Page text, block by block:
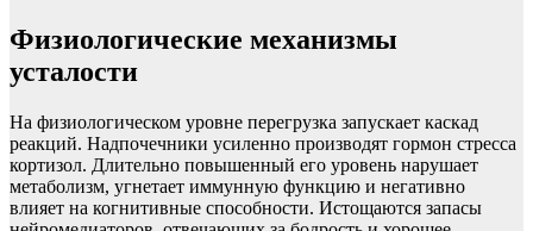
Физиологические механизмы
усталости
На физиологическом уровне перегрузка запускает каскад
реакций. Надпочечники усиленно производят гормон стресса
кортизол. Длительно повышенный его уровень нарушает
метаболизм, угнетает иммунную функцию и негативно
влияет на когнитивные способности. Истощаются запасы